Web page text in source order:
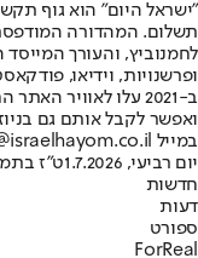
"ישראל היום" הוא גוף
ופרשנויות, וידיאו,
ב-2021 עלו
ואפשר לקבל אותם גם
במייל hayom@israelhayom.co.il.
יום רביעי, 1.7.2026
ט"ז
חדשות
דעות
ספורט
ForReal